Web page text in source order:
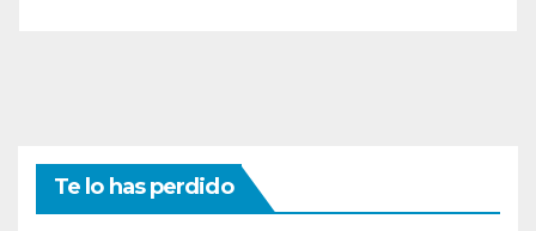
Te lo has perdido